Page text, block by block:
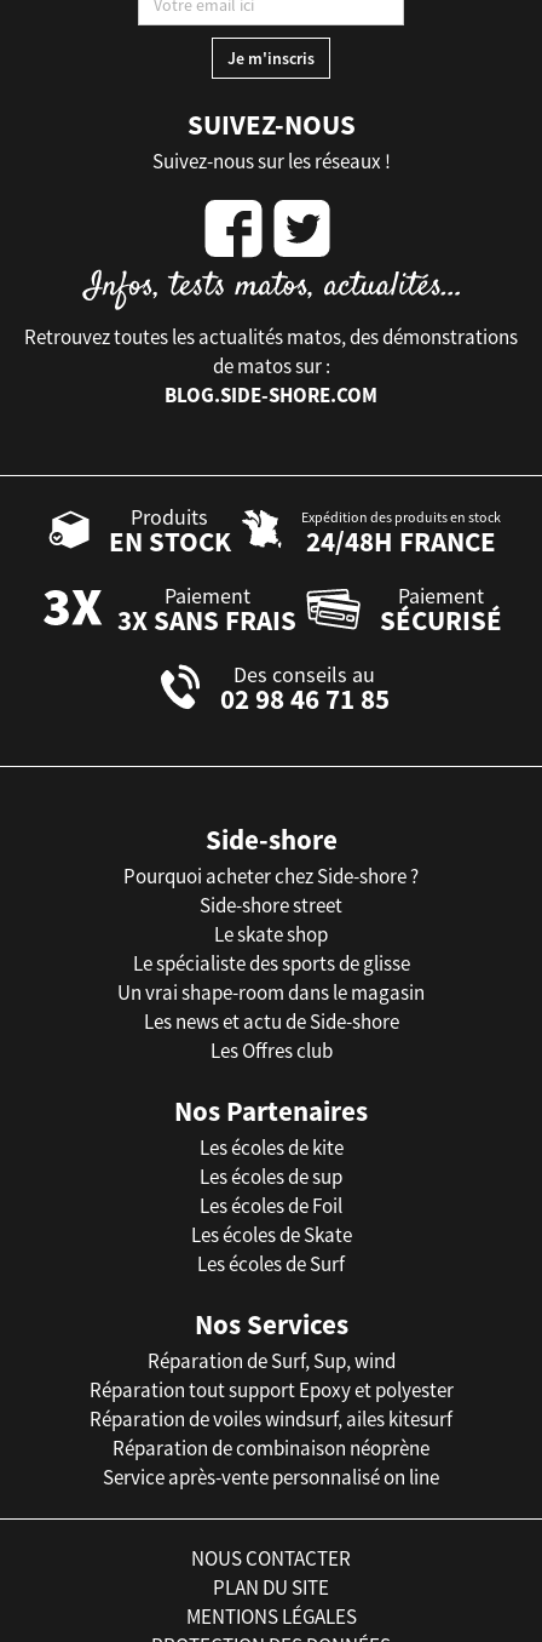
SUIVEZ-NOUS
Suivez-nous sur les réseaux !
Retrouvez toutes les actualités matos, des démonstrations
de matos sur :
BLOG.SIDE-SHORE.COM
Produits
EN STOCK
Expédition des produits en stock
24/48H FRANCE
Paiement
3X SANS FRAIS
Paiement
SÉCURISÉ
Des conseils au
02 98 46 71 85
Side-shore
Pourquoi acheter chez Side-shore ?
Side-shore street
Le skate shop
Le spécialiste des sports de glisse
Un vrai shape-room dans le magasin
Les news et actu de Side-shore
Les Offres club
Nos Partenaires
Les écoles de kite
Les écoles de sup
Les écoles de Foil
Les écoles de Skate
Les écoles de Surf
Nos Services
Réparation de Surf, Sup, wind
Réparation tout support Epoxy et polyester
Réparation de voiles windsurf, ailes kitesurf
Réparation de combinaison néoprène
Service après-vente personnalisé on line
NOUS CONTACTER
PLAN DU SITE
MENTIONS LÉGALES